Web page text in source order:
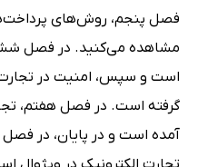
فصل پنجم، روش‌های
مشاهده می‌کنید. در فصل
است و سپس، امنیت در تجارت
گرفته است. در فصل هفتم،
آمده است و در پایان، در